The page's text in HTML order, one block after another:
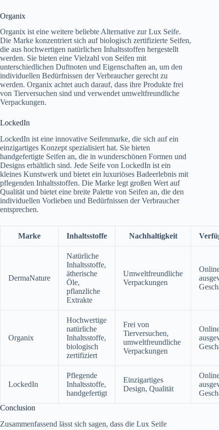
Organix
Organix ist eine weitere beliebte Alternative zur Lux Seife.
Die Marke konzentriert sich auf biologisch zertifizierte Seifen,
die aus hochwertigen natürlichen Inhaltsstoffen hergestellt
werden. Sie bieten eine Vielzahl von Seifen mit
unterschiedlichen Duftnoten und Eigenschaften an, um den
individuellen Bedürfnissen der Verbraucher gerecht zu
werden. Organix achtet auch darauf, dass ihre Produkte frei
von Tierversuchen sind und verwendet umweltfreundliche
Verpackungen.
LockedIn
LockedIn ist eine innovative Seifenmarke, die sich auf ein
einzigartiges Konzept spezialisiert hat. Sie bieten
handgefertigte Seifen an, die in wunderschönen Formen und
Designs erhältlich sind. Jede Seife von LockedIn ist ein
kleines Kunstwerk und bietet ein luxuriöses Badeerlebnis mit
pflegenden Inhaltsstoffen. Die Marke legt großen Wert auf
Qualität und bietet eine breite Palette von Seifen an, die den
individuellen Vorlieben und Bedürfnissen der Verbraucher
entsprechen.
Marke Inhaltsstoffe Nachhaltigkeit
DermaNature
Natürliche
Inhaltsstoffe,
ätherische
Öle,
pflanzliche
Extrakte
Umweltfreundliche
Verpackungen
Organix
Hochwertige
natürliche
Inhaltsstoffe,
biologisch
zertifiziert
Frei von
Tierversuchen,
umweltfreundliche
Verpackungen
LockedIn
Pflegende
Inhaltsstoffe,
handgefertigt
Einzigartiges
Design, Qualität
Conclusion
Zusammenfassend lässt sich sagen, dass die Lux Seife